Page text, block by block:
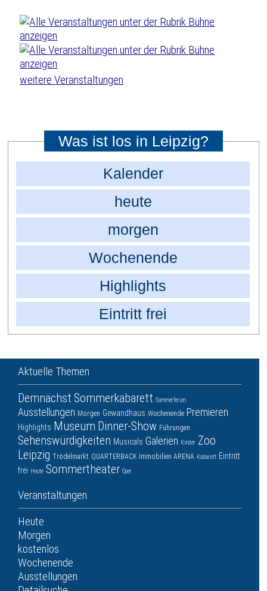
weitere Veranstaltungen
Was ist los in Leipzig?
Kalender
heute
morgen
Wochenende
Highlights
Eintritt frei
Aktuelle Themen
Demnächst Sommerkabarett Sommerferien
Ausstellungen Morgen Gewandhaus Wochenende Premieren
Highlights Museum Dinner-Show Führungen
Sehenswürdigkeiten Musicals Galerien Kinder Zoo
Leipzig Trödelmarkt QUARTERBACK Immobilien ARENA Kabarett Eintritt
frei Heute Sommertheater Oper
Veranstaltungen
Heute
Morgen
kostenlos
Wochenende
Ausstellungen